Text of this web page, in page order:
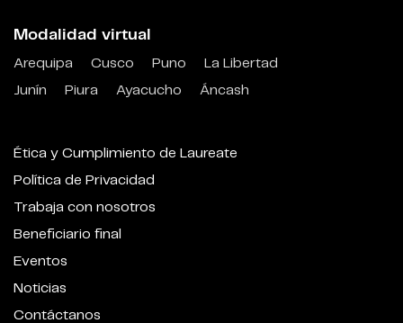
Modalidad virtual
Arequipa Cusco Puno
La Libertad
Junín
Piura Ayacucho Áncash
Ética y Cumplimiento de Laureate
Política de Privacidad
Trabaja con nosotros
Beneficiario final
Eventos
Noticias
Contáctanos